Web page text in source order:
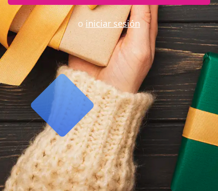
o iniciar sesión